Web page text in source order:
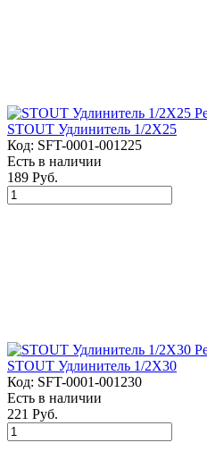
STOUT Удлинитель 1/2X25
Код: SFT-0001-001225
Есть в наличии
189 Руб.
STOUT Удлинитель 1/2X30
Код: SFT-0001-001230
Есть в наличии
221 Руб.